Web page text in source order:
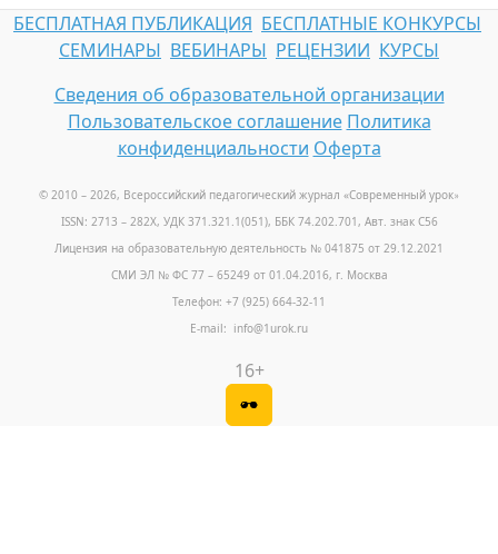
БЕСПЛАТНАЯ ПУБЛИКАЦИЯ БЕСПЛАТНЫЕ КОНКУРСЫ
СЕМИНАРЫ ВЕБИНАРЫ РЕЦЕНЗИИ КУРСЫ
Сведения об образовательной организации
Пользовательское соглашение Политика
конфиденциальности Оферта
© 2010 – 2026, Всероссийский педагогический журнал «Современный урок»
ISSN: 2713 – 282X, УДК 371.321.1(051), ББК 74.202.701, Авт. знак С56
Лицензия на образовательную деятельность № 041875 от 29.12.2021
СМИ ЭЛ № ФС 77 – 65249 от 01.04.2016, г. Москва
Телефон: +7 (925) 664-32-11
E-mail: info@1urok.ru
16+